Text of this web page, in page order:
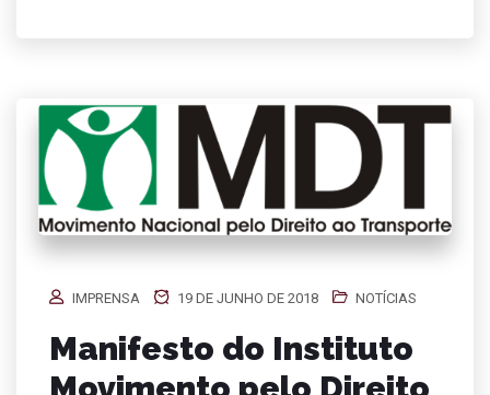
IMPRENSA 19 DE JUNHO DE 2018 NOTÍCIAS
Manifesto do Instituto